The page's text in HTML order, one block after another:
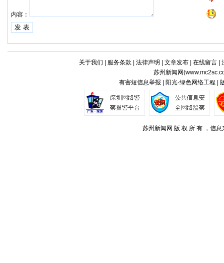
内容：
关于我们 服务条款 法律声明 文章发布| 在线留言|
苏州新闻网(
有害短信息举报 | 阳光·绿色网络工程 |
苏州新闻网 版 权 所 有 ，信